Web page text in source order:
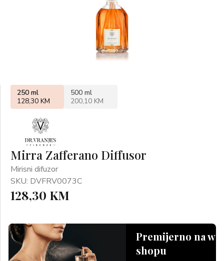
Mirra Zafferano Diffusor
Mirisni difuzor
SKU: DVFRV0073C
128,30 KM
Premijerno na
shopu
250 ml
128,30 KM
500 ml
200,10 KM